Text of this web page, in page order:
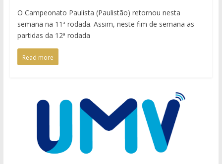
O Campeonato Paulista (Paulistão) retornou nesta
semana na 11ª rodada. Assim, neste fim de semana as
partidas da 12ª rodada
Read more